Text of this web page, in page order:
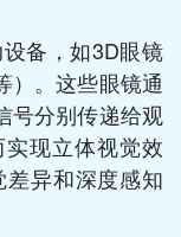
备，如3D眼镜
）。这些眼镜通
号分别传递给观
现立体视觉效
异和深度感知